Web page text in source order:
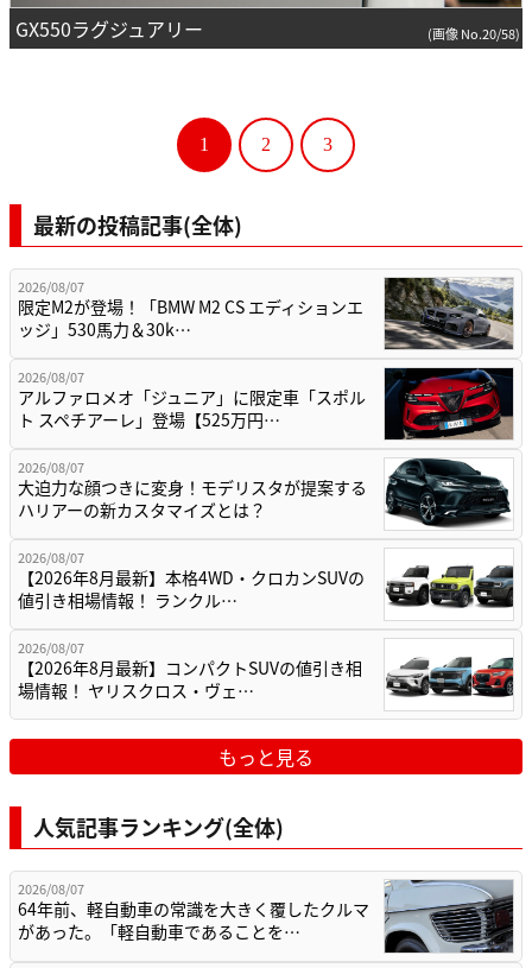
GX550ラグジュアリー (画像 No.20/58)
1 2 3
最新の投稿記事(全体)
2026/08/07
限定M2が登場！「BMW M2 CS エディションエ
ッジ」530馬力＆30k…
2026/08/07
アルファロメオ「ジュニア」に限定車「スポル
ト スペチアーレ」登場【525万円…
2026/08/07
大迫力な顔つきに変身！モデリスタが提案する
ハリアーの新カスタマイズとは？
2026/08/07
【2026年8月最新】本格4WD・クロカンSUVの
値引き相場情報！ ランクル…
2026/08/07
【2026年8月最新】コンパクトSUVの値引き相
場情報！ ヤリスクロス・ヴェ…
もっと見る
人気記事ランキング(全体)
2026/08/07
64年前、軽自動車の常識を大きく覆したクルマ
があった。「軽自動車であることを…